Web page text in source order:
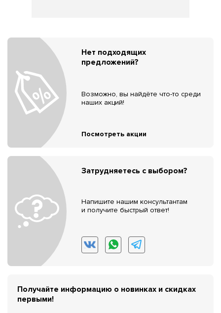
Нет подходящих
предложений?
Возможно, вы найдёте что-то среди
наших акций!
Посмотреть акции
Затрудняетесь с выбором?
Напишите нашим консультантам
и получите быстрый ответ!
Получайте информацию о новинках и скидках
первыми!